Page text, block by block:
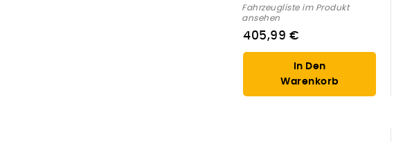
Fahrzeugliste im Produkt
ansehen
405,99 €
In Den
Warenkorb